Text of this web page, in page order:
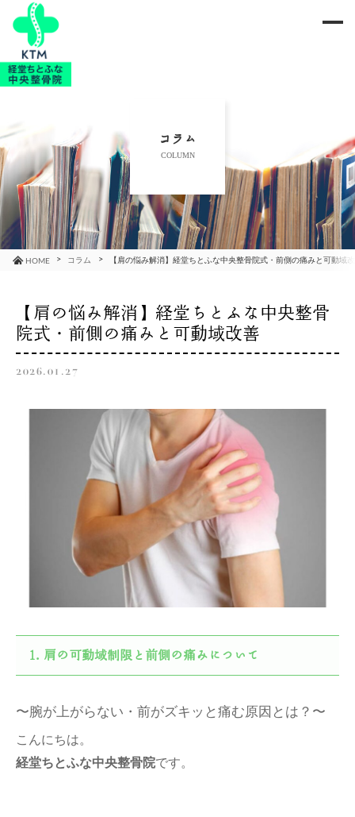
コラム
COLUMN
HOME コラム 【肩の悩み解消】経堂ちとふな中央整骨院式・前側の痛みと可動域
【肩の悩み解消】経堂ちとふな中央整骨
院式・前側の痛みと可動域改善
2026.01.27
肩の可動域制限と前側の痛みについて
〜腕が上がらない・前がズキッと痛む原因とは？〜
こんにちは。
経堂ちとふな中央整骨院です。
当院のご紹介
お知らせ
ブログ
コラム
アクセス